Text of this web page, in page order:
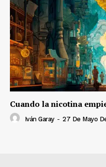
Cuando la nicotina
Iván Garay - 27 De Mayo